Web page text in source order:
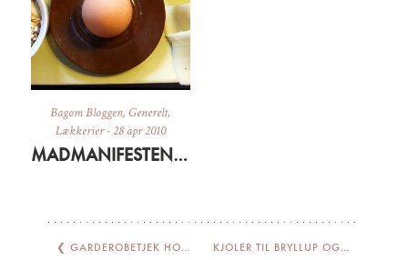
Bagom Bloggen,Generelt,
Lækkerier-28 apr 2010
MADMANIFESTEN OG LIDT OM AT VÆRE BAGUD
❮ GARDEROBETJEK HOS LUELLE KJOLER TIL BRYLLUP OG SOMMERFEST